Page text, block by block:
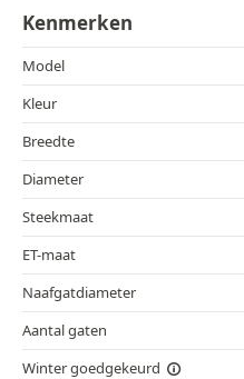
Kenmerken
Model
Kleur
Breedte
Diameter
Steekmaat
ET-maat
Naafgatdiameter
Aantal gaten
Winter goedgekeurd